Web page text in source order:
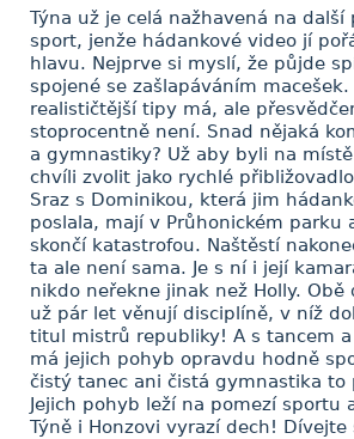
Týna už je celá nažhavená na
sport, jenže hádankové video jí
hlavu. Nejprve si myslí, že půjde
spojené se zašlapáváním macešek.
realističtější tipy má, ale
stoprocentně není. Snad nějaká
a gymnastiky? Už aby byli na
chvíli zvolit jako rychlé
Sraz s Dominikou, která jim
poslala, mají v Průhonickém parku
skončí katastrofou. Naštěstí
ta ale není sama. Je s ní i její
nikdo neřekne jinak než Holly. Obě
už pár let věnují disciplíně, v níž
titul mistrů republiky! A s tancem
má jejich pohyb opravdu hodně
čistý tanec ani čistá gymnastika to
Jejich pohyb leží na pomezí sportu
Týně i Honzovi vyrazí dech! Dívejte